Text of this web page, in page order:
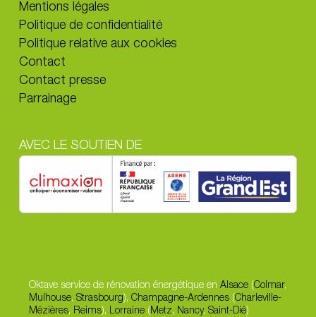
Mentions légales
Politique de confidentialité
Politique relative aux cookies
Contact
Contact presse
Parrainage
AVEC LE SOUTIEN DE
Oktave service de rénovation énergétique en Alsace (Colmar,
Mulhouse, Strasbourg), Champagne-Ardennes(Charleville-
Mézières, Reims), Lorraine(Metz, Nancy, Saint-Dié)